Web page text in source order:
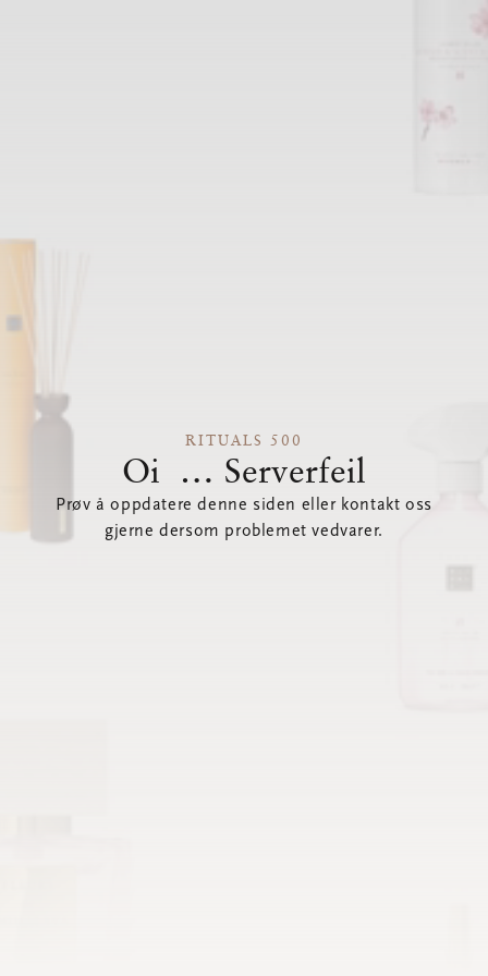
RITUALS 500
Oi … Serverfeil
Prøv å oppdatere denne siden eller kontakt oss
gjerne dersom problemet vedvarer.